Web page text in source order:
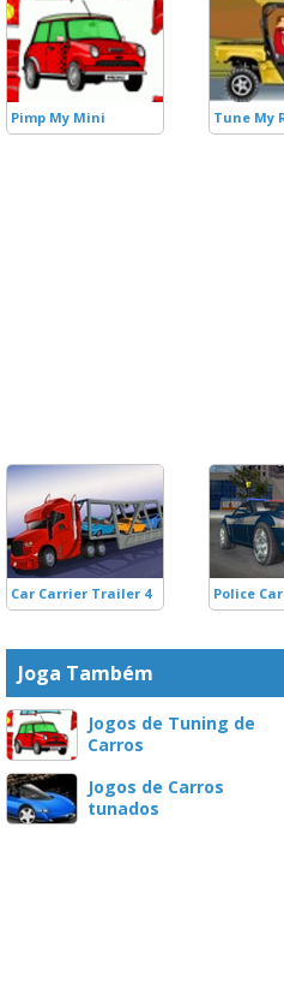
Pimp My Mini Tune My
Car Carrier Trailer 4 Police
Joga Também
Jogos de Tuning de
Carros
Jogos de Carros
tunados